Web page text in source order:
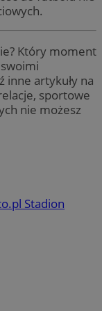
Który moment
inne artykuły na
sportowe
nie możesz
Stadion